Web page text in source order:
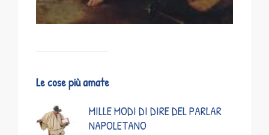
Le cose più amate
MILLE MODI DI DIRE DEL PARLAR
NAPOLETANO